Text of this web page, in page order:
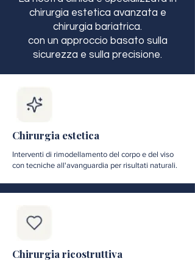
chirurgia estetica avanzata e
chirurgia bariatrica.
con un approccio basato sulla
sicurezza e sulla precisione.
Chirurgia estetica
Interventi di rimodellamento del corpo e del viso
con tecniche all'avanguardia per risultati naturali.
Chirurgia ricostruttiva